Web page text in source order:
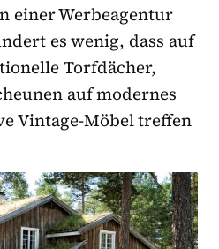
einer Werbeagentur
es wenig, dass auf
Torfdächer,
auf modernes
Vintage-Möbel treffen